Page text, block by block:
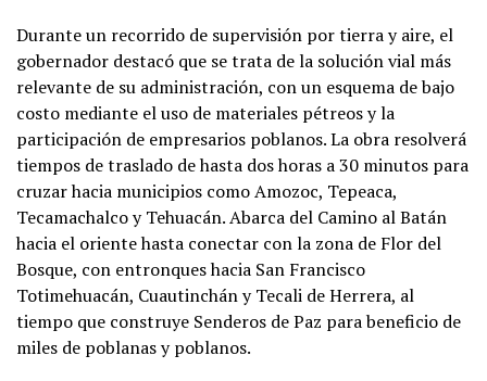
Durante un recorrido de supervisión por tierra y aire, el
gobernador destacó que se trata de la solución vial más
relevante de su administración, con un esquema de bajo
costo mediante el uso de materiales pétreos y la
participación de empresarios poblanos. La obra resolverá
tiempos de traslado de hasta dos horas a 30 minutos para
cruzar hacia municipios como Amozoc, Tepeaca,
Tecamachalco y Tehuacán. Abarca del Camino al Batán
hacia el oriente hasta conectar con la zona de Flor del
Bosque, con entronques hacia San Francisco
Totimehuacán, Cuautinchán y Tecali de Herrera, al
tiempo que construye Senderos de Paz para beneficio de
miles de poblanas y poblanos.